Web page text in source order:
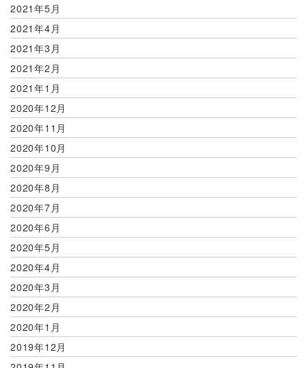
2021年5月
2021年4月
2021年3月
2021年2月
2021年1月
2020年12月
2020年11月
2020年10月
2020年9月
2020年8月
2020年7月
2020年6月
2020年5月
2020年4月
2020年3月
2020年2月
2020年1月
2019年12月